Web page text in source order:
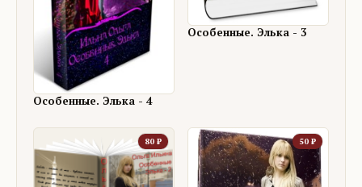
Особенные. Элька - 4
Особенные. Элька - 3
80 ₽ 50 ₽